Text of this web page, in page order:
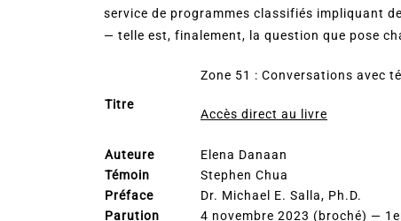
service de programmes classifiés impliquant
— telle est, finalement, la question que pose
Titre
Zone 51 : Conversations avec
Accès direct au livre
Auteure
Elena Danaan
Témoin
Stephen Chua
Préface
Dr. Michael E. Salla, Ph.D.
Parution
4 novembre 2023 (broché) —